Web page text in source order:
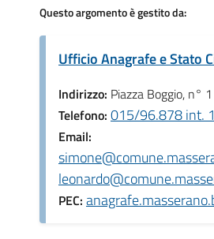
Questo argomento è gestito da:
Ufficio Anagrafe e Stato
Indirizzo: Piazza Boggio, n° 1
Telefono: 015/96.878 int. 1
Email:
PEC: